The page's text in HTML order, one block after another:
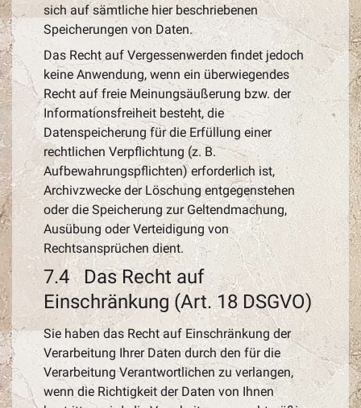
sich auf sämtliche hier beschriebenen
Speicherungen von Daten.
Das Recht auf Vergessenwerden findet jedoch
keine Anwendung, wenn ein überwiegendes
Recht auf freie Meinungsäußerung bzw. der
Informationsfreiheit besteht, die
Datenspeicherung für die Erfüllung einer
rechtlichen Verpflichtung (z. B.
Aufbewahrungspflichten) erforderlich ist,
Archivzwecke der Löschung entgegenstehen
oder die Speicherung zur Geltendmachung,
Ausübung oder Verteidigung von
Rechtsansprüchen dient.
7.4 Das Recht auf
Einschränkung (Art. 18 DSGVO)
Sie haben das Recht auf Einschränkung der
Verarbeitung Ihrer Daten durch den für die
Verarbeitung Verantwortlichen zu verlangen,
wenn die Richtigkeit der Daten von Ihnen